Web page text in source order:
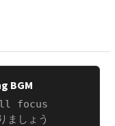
BGM
focus
ましょう